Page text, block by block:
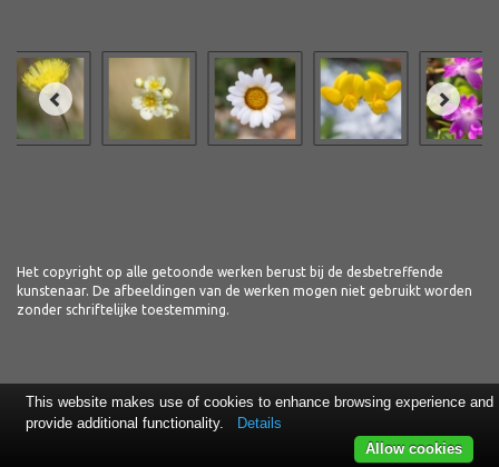
Het copyright op alle getoonde werken berust bij de desbetreffende
kunstenaar. De afbeeldingen van de werken mogen niet gebruikt worden
zonder schriftelijke toestemming.
This website makes use of cookies to enhance browsing experience and
provide additional functionality.
Details
Allow cookies